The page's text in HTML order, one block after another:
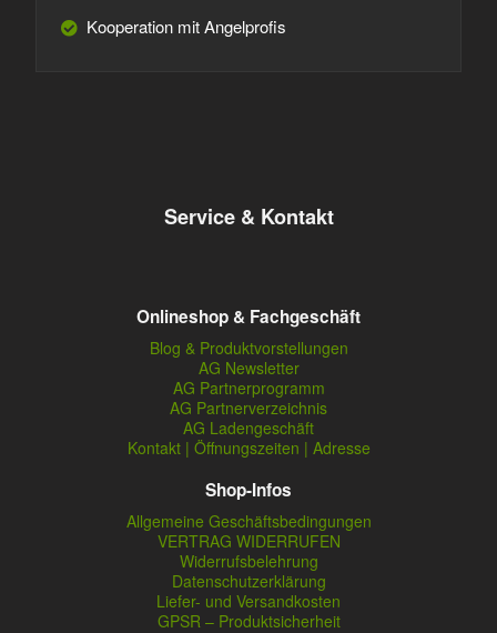
Kooperation mit Angelprofis
Service & Kontakt
Onlineshop & Fachgeschäft
Blog & Produktvorstellungen
AG Newsletter
AG Partnerprogramm
AG Partnerverzeichnis
AG Ladengeschäft
Kontakt | Öffnungszeiten | Adresse
Shop-Infos
Allgemeine Geschäftsbedingungen
VERTRAG WIDERRUFEN
Widerrufsbelehrung
Datenschutzerklärung
Liefer- und Versandkosten
GPSR – Produktsicherheit